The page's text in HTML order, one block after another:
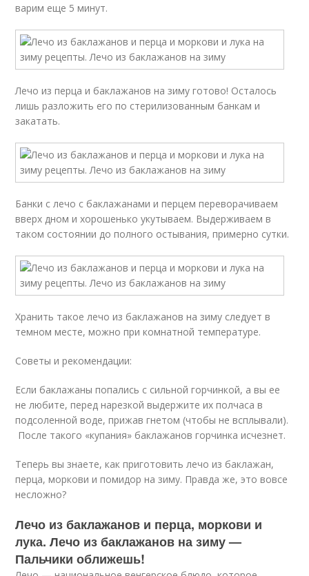
варим еще 5 минут.
Лечо из перца и баклажанов на зиму готово! Осталось
лишь разложить его по стерилизованным банкам и
закатать.
Банки с лечо с баклажанами и перцем переворачиваем
вверх дном и хорошенько укутываем. Выдерживаем в
таком состоянии до полного остывания, примерно сутки.
Хранить такое лечо из баклажанов на зиму следует в
темном месте, можно при комнатной температуре.
Советы и рекомендации:
Если баклажаны попались с сильной горчинкой, а вы ее
не любите, перед нарезкой выдержите их полчаса в
подсоленной воде, прижав гнетом (чтобы не всплывали).
После такого «купания» баклажанов горчинка исчезнет.
Теперь вы знаете, как приготовить лечо из баклажан,
перца, моркови и помидор на зиму. Правда же, это вовсе
несложно?
Лечо из баклажанов и перца, моркови и
лука. Лечо из баклажанов на зиму —
Пальчики оближешь!